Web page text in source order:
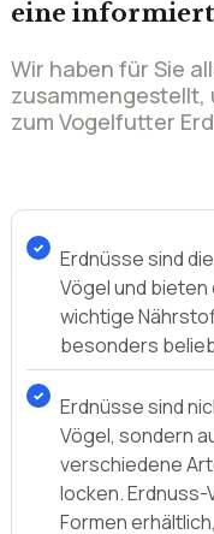
Erdnüsse sind
besonders
Erdnüsse sind
Vögel, sondern
verschiedene
locken.
gemahlenem
Um die
von Vögeln mit